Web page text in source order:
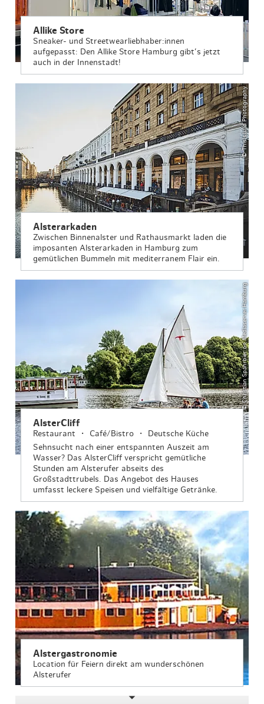
Allike Store
Sneaker- und Streetwearliebhaber:innen
aufgepasst: Den Allike Store Hamburg gibt’s jetzt
auch in der Innenstadt!
© ThisIsJulia Photography
Alsterarkaden
Zwischen Binnenalster und Rathausmarkt laden die
imposanten Alsterarkaden in Hamburg zum
gemütlichen Bummeln mit mediterranem Flair ein.
© Christian Spahrbier on Mediaserver.Hamburg
AlsterCliff
Restaurant Café/Bistro
Deutsche Küche
Sehnsucht nach einer entspannten Auszeit am
Wasser? Das AlsterCliff verspricht gemütliche
Stunden am Alsterufer abseits des
Großstadttrubels. Das Angebot des Hauses
umfasst leckere Speisen und vielfältige Getränke.
Alstergastronomie
Location für Feiern direkt am wunderschönen
Alsterufer